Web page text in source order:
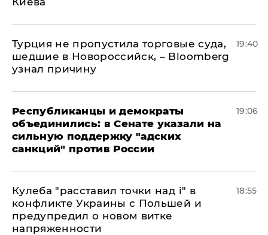
Турция не пропустила торговые суда,
шедшие в Новороссийск, – Bloomberg
узнал причину
19:40
Республиканцы и демократы
объединились: в Сенате указали на
сильную поддержку "адских
санкций" против России
19:06
Кулеба "расставил точки над і" в
конфликте Украины с Польшей и
предупредил о новом витке
напряженности
18:55